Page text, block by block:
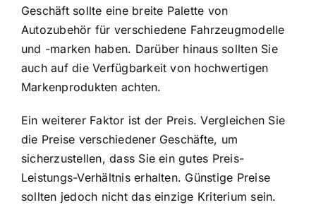
Geschäft sollte eine breite Palette von
Autozubehör für verschiedene Fahrzeugmodelle
und -marken haben. Darüber hinaus sollten Sie
auch auf die Verfügbarkeit von hochwertigen
Markenprodukten achten.
Ein weiterer Faktor ist der Preis. Vergleichen Sie
die Preise verschiedener Geschäfte, um
sicherzustellen, dass Sie ein gutes Preis-
Leistungs-Verhältnis erhalten. Günstige Preise
sollten jedoch nicht das einzige Kriterium sein.